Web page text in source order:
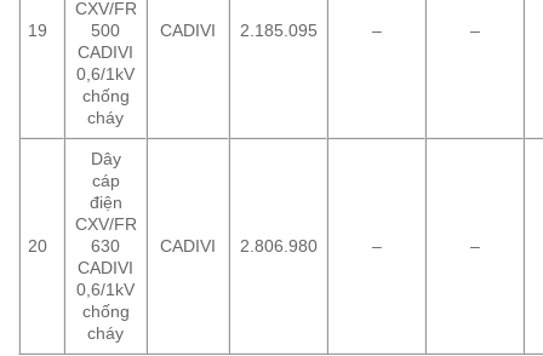
19
CXV/FR
500
CADIVI
0,6/1kV
chống
cháy
CADIVI 2.185.095 – –
20
Dây
cáp
điện
CXV/FR
630
CADIVI
0,6/1kV
chống
cháy
CADIVI 2.806.980 – –